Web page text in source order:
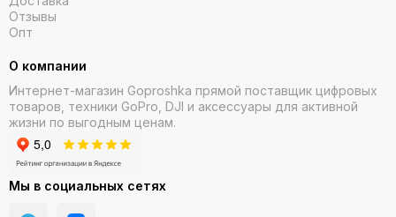
ВСТРОЕННЫЙ ДИНАМИК И МИКРОФОН
когда они сопряжены со смартфоном. Плюс, управляйте
функциями часов с помощью голосовых команд вне сети —
или используйте голосового помощника смартфона, чтобы
отвечать на текстовые сообщения и многое другое.
Отзывы
Опт
О компании
Интернет-магазин Goproshka прямой поставщик цифровых
товаров, техники GoPro, DJI и аксессуары для активной
жизни по выгодным ценам.
Мы в социальных сетях